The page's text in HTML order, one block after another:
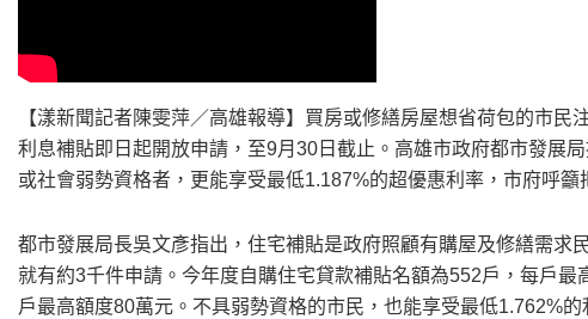
【漾新聞記者陳雯萍／高雄報導】買房或修繕房屋想省荷包的市
利息補貼即日起開放申請，至9月30日截止。高雄市政府都市發展
或社會弱勢資格者，更能享受最低1.187%的超優惠利率，市府呼籲
都市發展局長吳文彥指出，住宅補貼是政府照顧有購屋及修繕需求
就有約3千件申請。今年度自購住宅貸款補貼名額為552戶，每戶
戶最高額度80萬元。不具弱勢資格的市民，也能享受最低1.762%的